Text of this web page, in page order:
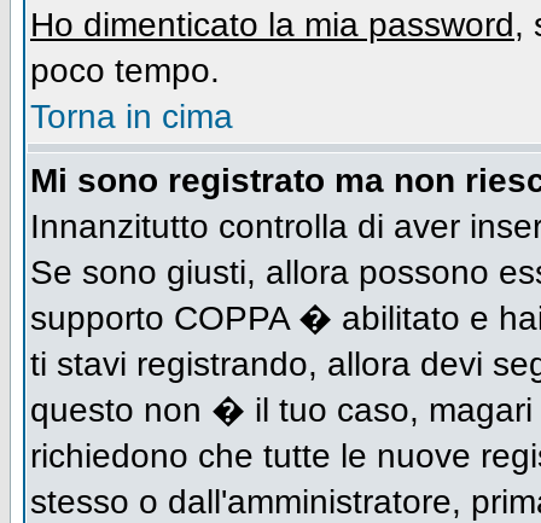
Ho dimenticato la mia password,
poco tempo.
Torna in cima
Mi sono registrato ma non
Innanzitutto controlla di aver
Se sono giusti, allora possono
supporto COPPA � abilitato e
ti stavi registrando, allora devi
questo non � il tuo caso,
richiedono che tutte le nuove
stesso o dall'amministratore,